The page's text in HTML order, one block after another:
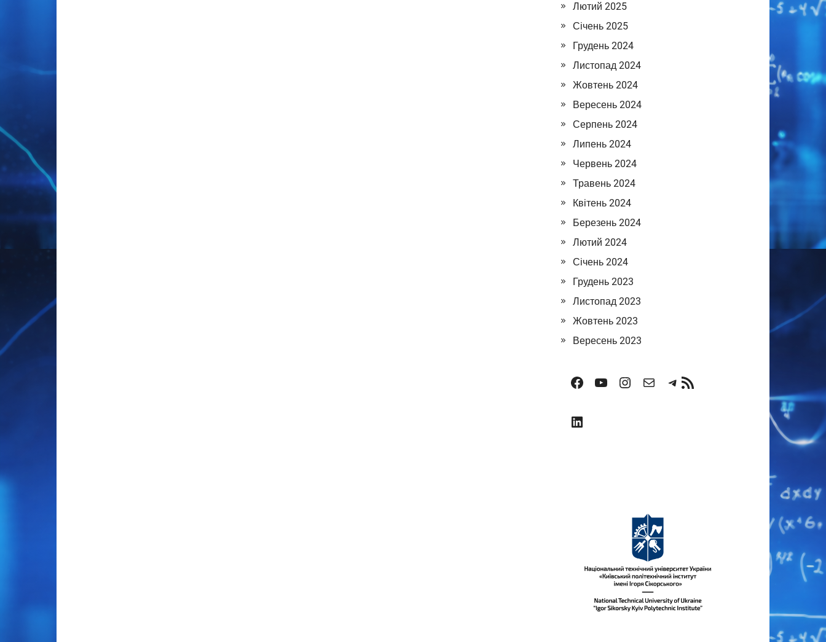
Лютий 2025
Січень 2025
Грудень 2024
Листопад 2024
Жовтень 2024
Вересень 2024
Серпень 2024
Липень 2024
Червень 2024
Травень 2024
Квітень 2024
Березень 2024
Лютий 2024
Січень 2024
Грудень 2023
Листопад 2023
Жовтень 2023
Вересень 2023
Facebook
YouTube
Instagram
ПоштаTelegram
RSS Канал
LinkedIn